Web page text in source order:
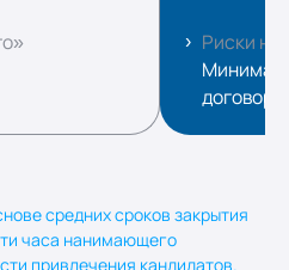
Риски
средних сроков закрытия
часа нанимающего
привлечения кандидатов.